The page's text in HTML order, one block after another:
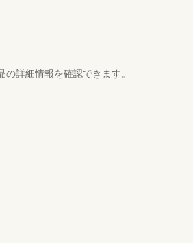
詳細情報を確認できます。